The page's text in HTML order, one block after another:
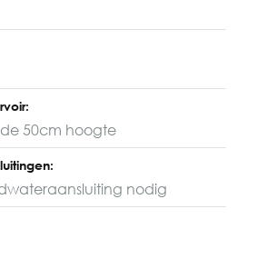
50cm hoogte
nodig